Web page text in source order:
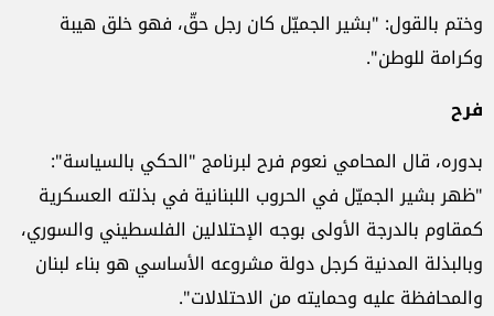
وختم بالقول: "بشير الجميّل كان رجل حقّ، فهو خلق هيبة
وكرامة للوطن".
فرح
بدوره، قال المحامي نعوم فرح لبرنامج "الحكي بالسياسة":
"ظهر بشير الجميّل في الحروب اللبنانية في بذلته العسكرية
كمقاوم بالدرجة الأولى بوجه الإحتلالين الفلسطيني والسوري،
وبالبذلة المدنية كرجل دولة مشروعه الأساسي هو بناء لبنان
والمحافظة عليه وحمايته من الاحتلالات".